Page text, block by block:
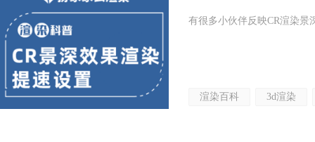
有很多小伙伴反映CR渲染景
渲染百科 3d渲染